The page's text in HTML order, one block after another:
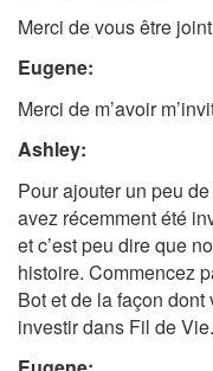
Merci de vous être
Eugene:
Merci de m’avoir
Ashley:
Pour ajouter un peu
avez récemment été
et c’est peu dire que
histoire. Commencez
Bot et de la façon
investir dans Fil de Vie.